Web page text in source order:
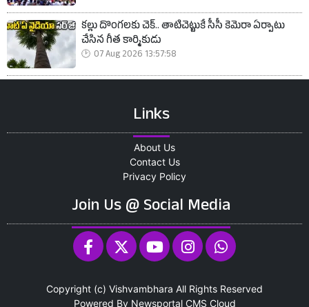
కల్లు దొంగలకు చెక్.. తాటిచెట్టుకే సీసీ కెమెరా ఏర్పాటు
చేసిన గీత కార్మికుడు
07 Aug 2026 13:57:58
Links
About Us
Contact Us
Privacy Policy
Join Us @ Social Media
Copyright (c) Vishvambhara All Rights Reserved
Powered By Newsportal CMS Cloud